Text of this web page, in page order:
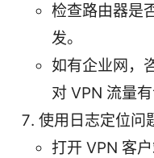
检查路由器是
发。
如有企业网，
对 VPN 流量有
使用日志定位问
打开 VPN 客